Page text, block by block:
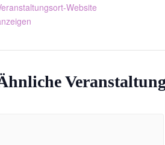
Website